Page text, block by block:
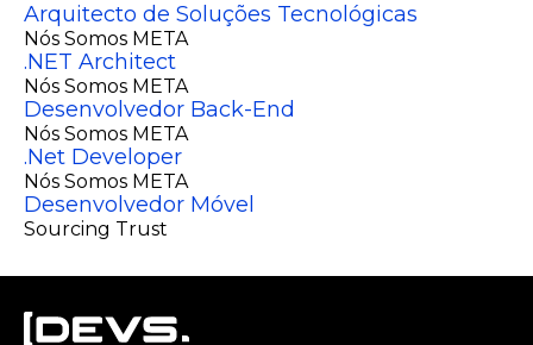
Arquitecto de Soluções Tecnológicas
Nós Somos META
.NET Architect
Nós Somos META
Desenvolvedor Back-End
Nós Somos META
.Net Developer
Nós Somos META
Desenvolvedor Móvel
Sourcing Trust